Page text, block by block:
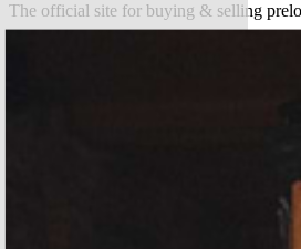
The official site for buying & selling